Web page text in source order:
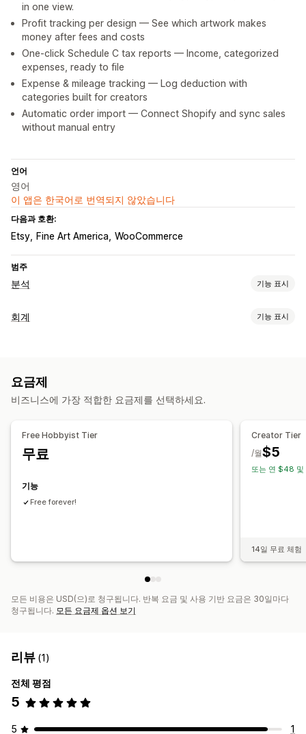
in one view.
Profit tracking per design — See which artwork makes
money after fees and costs
One-click Schedule C tax reports — Income, categorized
expenses, ready to file
Expense & mileage tracking — Log deduction with
categories built for creators
Automatic order import — Connect Shopify and sync sales
without manual entry
언어
영어
이 앱은 한국어로 번역되지 않았습니다
다음과 호환:
Etsy Fine Art America WooCommerce
범주
분석 기능 표시
마케팅 및 판매
분석 대시보드
회계 기능 표시
사용자 지정 보고서
자동 데이터 동기화
요금제
비즈니스에 가장 적합한 요금제를 선택하세요.
Free Hobbyist Tier
무료
기능
Free forever!
Creator Tier
$5
/월
또는 연 $48 및
14일 무료 체험
모든 비용은 USD(으)로 청구됩니다. 반복 요금 및 사용 기반 요금은 30일마다
청구됩니다. 모든 요금제 옵션 보기
리뷰 (1)
전체 평점
5
5 1